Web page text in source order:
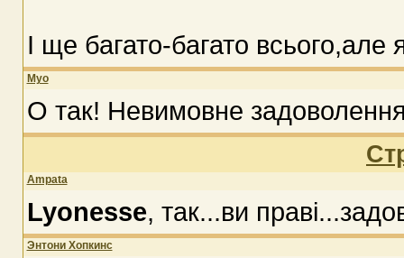
І ще багато-багато
Myo
О так! Невимовне
Ampata
Lyonesse, так...ви
Энтони Хопкинс